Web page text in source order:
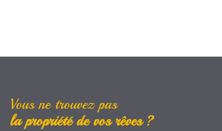
Vous ne trouvez pas
la propriété de vos rêves ?